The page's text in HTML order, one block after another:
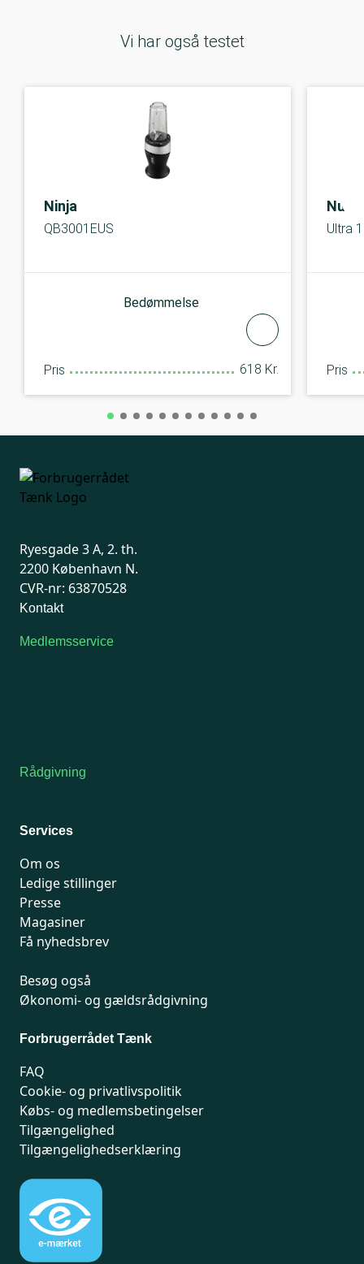
Vi har også testet
Ninja
QB3001EUS
Bedømmelse
Pris 618 Kr.
Ultra
Pris
Ryesgade 3 A, 2. th.
2200 København N.
CVR-nr: 63870528
Kontakt
Medlemsservice
Rådgivning
Services
Om os
Ledige stillinger
Presse
Magasiner
Få nyhedsbrev
Besøg også
Økonomi- og gældsrådgivning
Forbrugerrådet Tænk
FAQ
Cookie- og privatlivspolitik
Købs- og medlemsbetingelser
Tilgængelighed
Tilgængelighedserklæring